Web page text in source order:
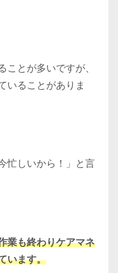
ことが多いですが、
いることがありま
忙しいから！」と言
業も終わりケアマネ
います。